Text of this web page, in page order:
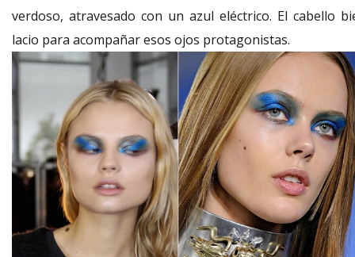
verdoso, atravesado con un azul eléctrico. El cabello
lacio para acompañar esos ojos protagonistas.